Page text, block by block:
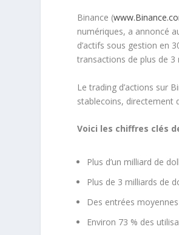
Binance (
numériques, a annoncé
d’actifs sous gestion en
transactions de plus de 3
Le trading d’actions sur
stablecoins, directement
Voici les chiffres clés
Plus d’un milliard de
Plus de 3 milliards de
Des entrées
Environ 73 % des